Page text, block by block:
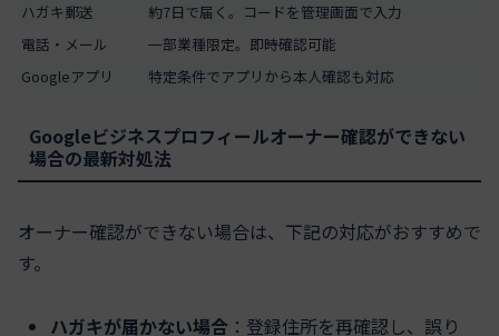
ハガキ郵送
約7日で届く。コードを管理画面で入力
電話・メール
一部業種限定。即時確認可能
Googleアプリ
特定条件でアプリから本人確認も対応
Googleビジネスプロフィールオーナー確認ができない
場合の最新対処法
オーナー確認ができない場合は、下記の対応がおすすめで
す。
ハガキが届かない場合 ：登録住所を再確認し、誤り